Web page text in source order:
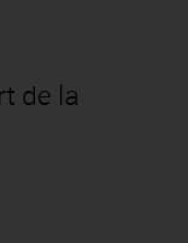
de la